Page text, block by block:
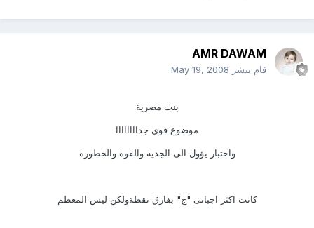
AMR DAWAM
قام بنشر May 19, 2008
بنت مصرية
موضوع قوى جداااااااا
واختبار يؤول الى الجدية والقوة والخطورة
كانت اكثر اجباتى "ج" بفارق نقطةولكن ليس المعظم